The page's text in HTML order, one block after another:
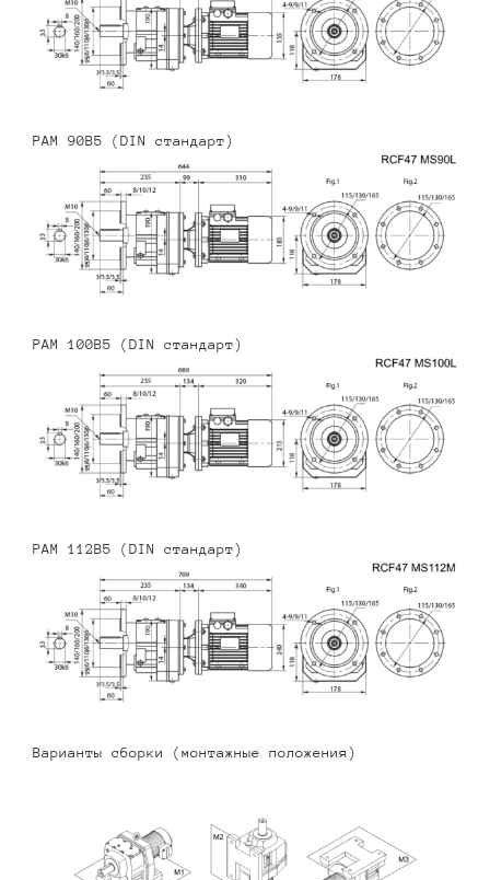
PAM 90B5 (DIN стандарт)
PAM 100B5 (DIN стандарт)
PAM 112B5 (DIN стандарт)
Варианты сборки (монтажные положения)